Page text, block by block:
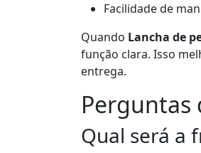
Facilidade de
Quando Lancha de
função clara. Isso
entrega.
Perguntas
Qual será a